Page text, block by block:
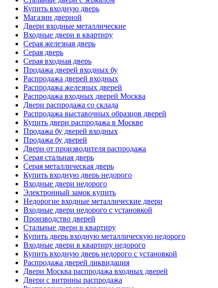
Купить входную дверь
Магазин дверной
Двери входные металлические
Входные двери в квартиру
Серая железная дверь
Серая дверь
Серая входная дверь
Продажа дверей входных бу
Распродажа дверей входных
Распродажа железных дверей
Распродажа входных дверей Москва
Двери распродажа со склада
Распродажа выставочных образцов дверей
Купить двери распродажа в Москве
Продажа бу дверей входных
Продажа бу дверей
Двери от производителя распродажа
Серая стальная дверь
Серая металлическая дверь
Купить входную дверь недорого
Входные двери недорого
Электронный замок купить
Недорогие входные металлические двери
Входные двери недорого с установкой
Производство дверей
Стальные двери в квартиру
Купить дверь входную металлическую недорого
Входные двери в квартиру недорого
Купить входную дверь недорого с установкой
Распродажа дверей ликвидация
Двери Москва распродажа входных дверей
Двери с витрины распродажа